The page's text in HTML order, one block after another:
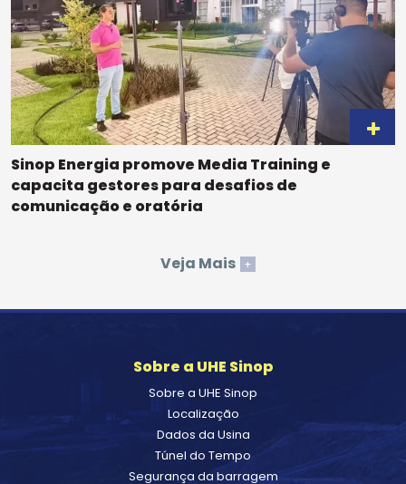
Sinop Energia promove Media Training e
capacita gestores para desafios de
comunicação e oratória
Veja Mais +
Sobre a UHE Sinop
Sobre a UHE Sinop
Localização
Dados da Usina
Túnel do Tempo
Segurança da barragem